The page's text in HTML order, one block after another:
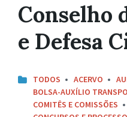
Conselho
e Defesa
TODOS ACERVO
BOLSA-AUXÍLIO
COMITÊS E COMISSÕES